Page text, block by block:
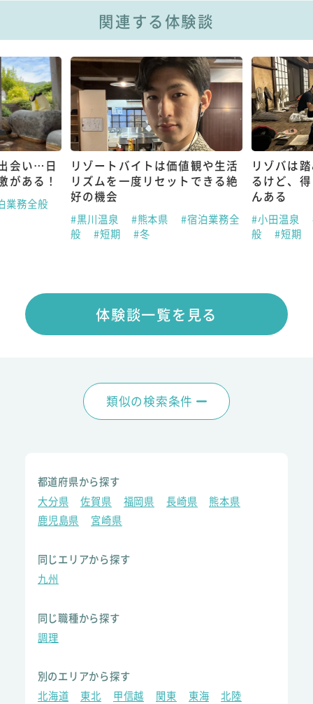
関連する体験談
会い…日
がある！
業務全般
リゾートバイトは価値観や生活
リズムを一度リセットできる絶
好の機会
#黒川温泉 #熊本県
#宿泊業務全
般
#短期 #冬
リゾバは
るけど、
んある
#小田温泉
般
#短期
体験談一覧を見る
類似の検索条件
都道府県から探す
大分県
佐賀県 福岡県 長崎県
熊本県
鹿児島県
宮崎県
同じエリアから探す
九州
同じ職種から探す
調理
別のエリアから探す
北海道
東北 甲信越 関東 東海
北陸